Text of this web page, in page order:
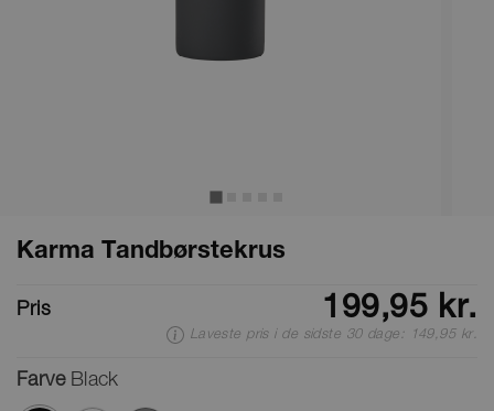
Karma Tandbørstekrus
Pris 199,95 kr.
Laveste pris i de sidste 30 dage: 149,95 kr.
Farve Black